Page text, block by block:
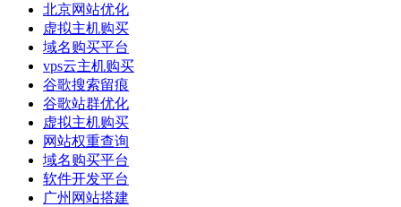
北京网站优化
虚拟主机购买
域名购买平台
vps云主机购买
谷歌搜索留痕
谷歌站群优化
虚拟主机购买
网站权重查询
域名购买平台
软件开发平台
广州网站搭建